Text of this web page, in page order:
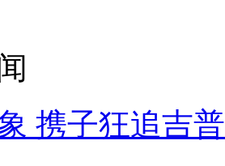
携子狂追吉